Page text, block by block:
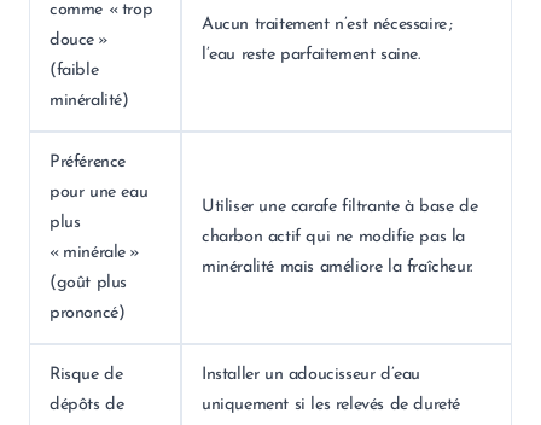
comme « trop
douce »
(faible
minéralité)
Aucun traitement n’est nécessaire ;
l’eau reste parfaitement saine.
Préférence
pour une eau
plus
« minérale »
(goût plus
prononcé)
Utiliser une carafe filtrante à base de
charbon actif qui ne modifie pas la
minéralité mais améliore la fraîcheur.
Risque de
dépôts de
Installer un adoucisseur d’eau
uniquement si les relevés de dureté